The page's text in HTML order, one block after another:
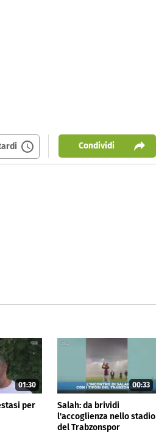
Condividi
01:30
per
00:33
Salah: da brividi
l'accoglienza nello stadio
del Trabzonspor